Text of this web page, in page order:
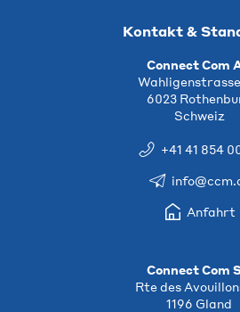
Kontakt &
Connect Com
6023
Schweiz
+41 41 854
Anfahrt
Connect Com
Rte des
1196 Gland